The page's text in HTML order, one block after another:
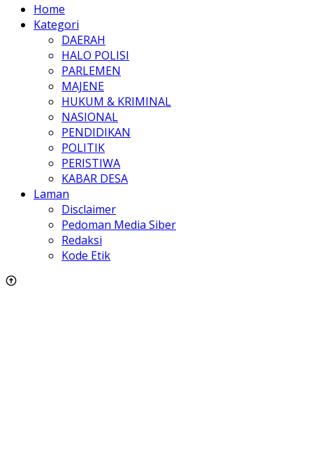
Home
Kategori
DAERAH
HALO POLISI
PARLEMEN
MAJENE
HUKUM & KRIMINAL
NASIONAL
PENDIDIKAN
POLITIK
PERISTIWA
KABAR DESA
Laman
Disclaimer
Pedoman Media Siber
Redaksi
Kode Etik